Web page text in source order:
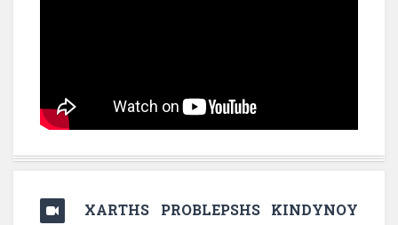
XARTHS PROBLEPSHS KINDYNOY